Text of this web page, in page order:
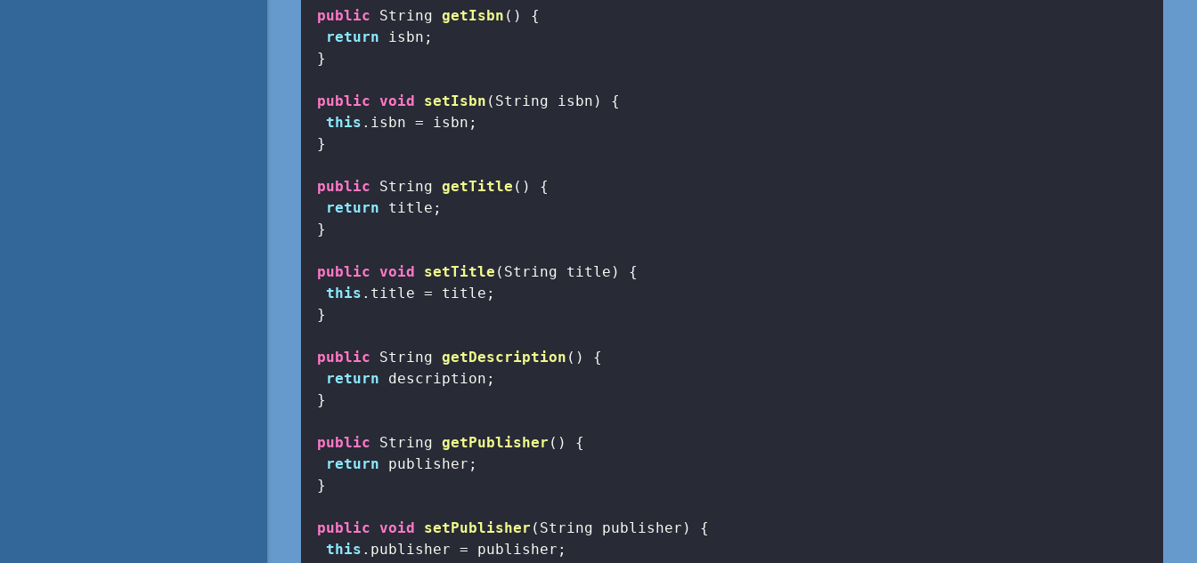
public String getIsbn ()
{
return isbn;
}
public void setIsbn (String isbn)
{
this .isbn = isbn;
}
public String getTitle ()
{
return title;
}
public void setTitle (String title)
{
this .title = title;
}
public String getDescription ()
{
return description;
}
public String getPublisher ()
{
return publisher;
}
public void setPublisher (String publisher)
{
this .publisher = publisher;